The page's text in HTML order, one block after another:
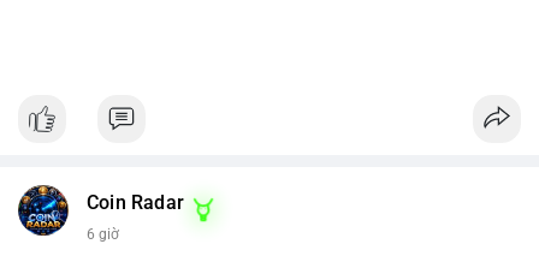
Coin Radar
6 giờ